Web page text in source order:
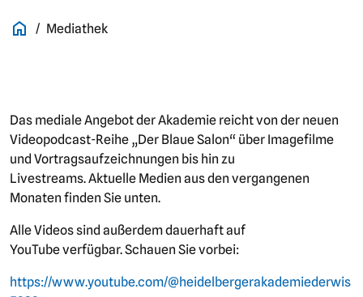
Mediathek
Das mediale Angebot der Akademie reicht von der neuen
Videopodcast-Reihe „Der Blaue Salon“ über Imagefilme
und Vortragsaufzeichnungen bis hin zu
Livestreams. Aktuelle Medien aus den vergangenen
Monaten finden Sie unten.
Alle Videos sind außerdem dauerhaft auf
YouTube verfügbar. Schauen Sie vorbei:
https://www.youtube.com/@heidelbergerakademiederwis